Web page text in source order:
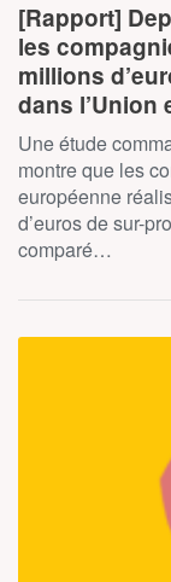
[Rapport]
les
millions
dans l’Union
Une étude
montre que les
européenne
d’euros de sur-
comparé…